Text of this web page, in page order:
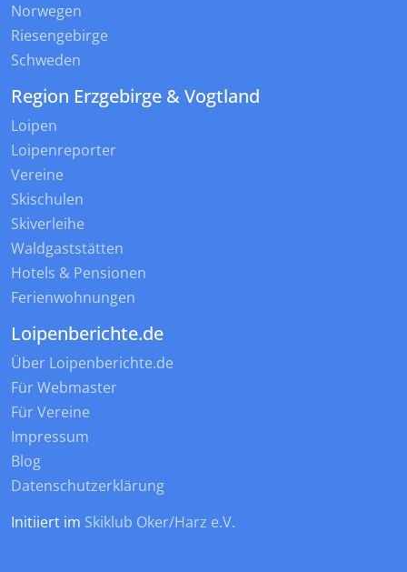
Norwegen
Riesengebirge
Schweden
Region Erzgebirge & Vogtland
Loipen
Loipenreporter
Vereine
Skischulen
Skiverleihe
Waldgaststätten
Hotels & Pensionen
Ferienwohnungen
Loipenberichte.de
Über Loipenberichte.de
Für Webmaster
Für Vereine
Impressum
Blog
Datenschutzerklärung
Initiiert im Skiklub Oker/Harz e.V.